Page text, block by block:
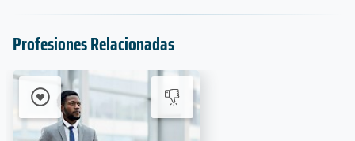
Profesiones Relacionadas